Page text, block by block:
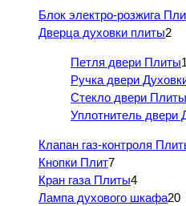
Блок электро-розжига
Дверца духовки плиты2
Петля двери Плиты
Ручка двери
Стекло двери Плиты
Уплотнитель двери
Клапан газ-контроля
Кнопки Плит7
Кран газа Плиты4
Лампа духового шкафа20